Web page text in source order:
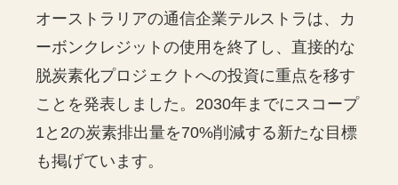
オーストラリアの通信企業テルストラは、カ
ーボンクレジットの使用を終了し、直接的な
脱炭素化プロジェクトへの投資に重点を移す
ことを発表しました。2030年までにスコープ
1と2の炭素排出量を70%削減する新たな目標
も掲げています。